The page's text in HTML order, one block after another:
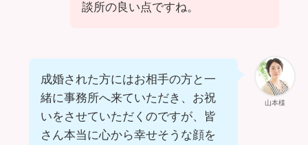
談所の良い点ですね。
山本様
成婚された方にはお相手の方と一
緒に事務所へ来ていただき、お祝
いをさせていただくのですが、皆
さん本当に心から幸せそうな顔を